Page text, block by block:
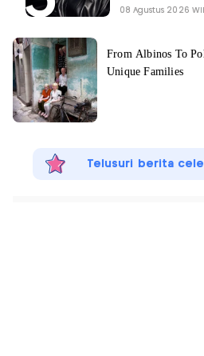
08 Agustus 2026
Telusuri berita